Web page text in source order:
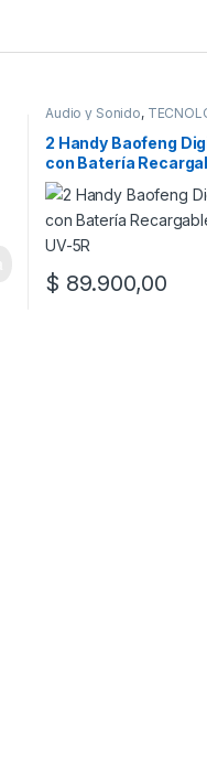
Audio y Sonido,
2 Handy Baofeng
con Batería
UV-5R
$ 89.900,00